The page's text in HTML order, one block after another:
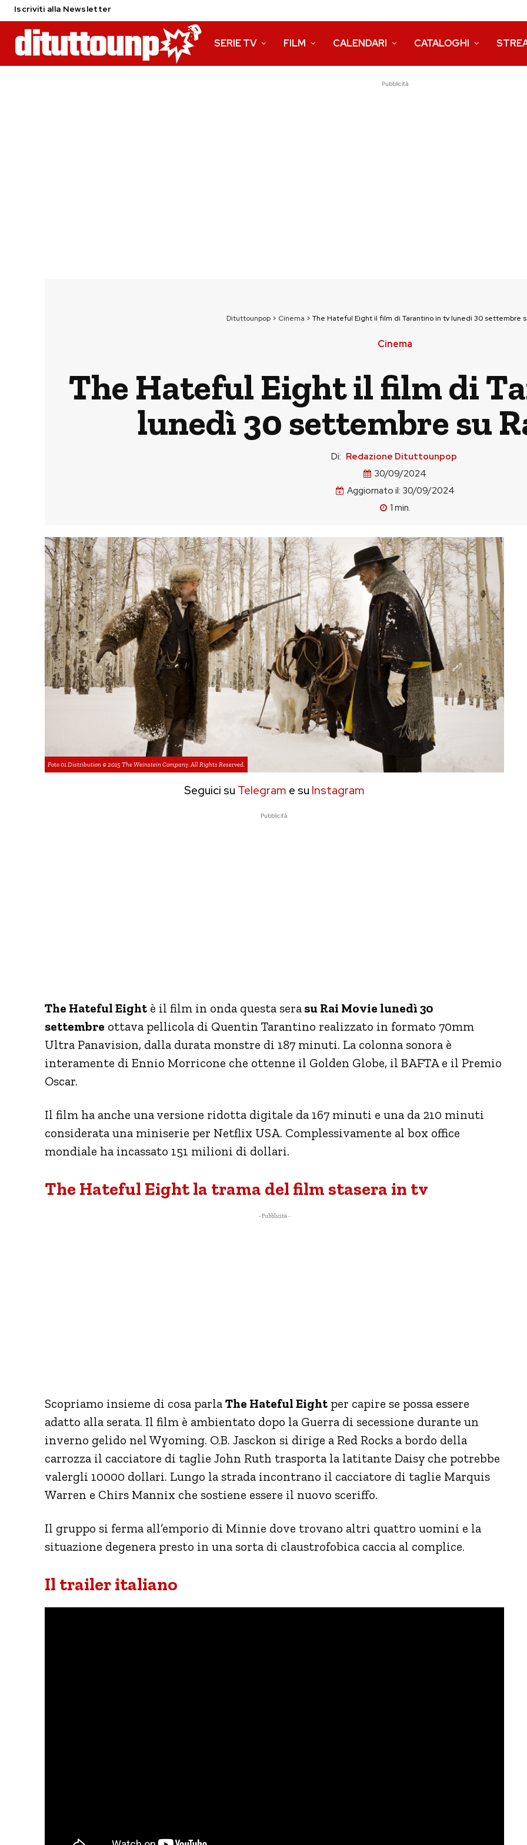
Iscriviti alla Newsletter
SERIE TV FILM CALENDARI CATALOGHI
Pubblicità
Dituttounpop> Cinema > The Hateful Eight il film di Tarantino in tv lunedì 30 settembre
Cinema
The Hateful Eight il film di
lunedì 30 settembre su
Di: Redazione Dituttounpop
30/09/2024
Aggiornato il: 30/09/2024
1 min.
Foto 01 Distribution © 2015 The Weinstein Company. All Rights Reserved.
Seguici su Telegram e su Instagram
Pubblicità
The Hateful Eight è il film in onda questa sera su Rai Movie lunedì 30
settembre ottava pellicola di Quentin Tarantino realizzato in formato 70mm
Ultra Panavision, dalla durata monstre di 187 minuti. La colonna sonora è
interamente di Ennio Morricone che ottenne il Golden Globe, il BAFTA e il Premio
Oscar.
Il film ha anche una versione ridotta digitale da 167 minuti e una da 210 minuti
considerata una miniserie per Netflix USA. Complessivamente al box office
mondiale ha incassato 151 milioni di dollari.
The Hateful Eight la trama del film stasera in tv
- Pubblicità -
Scopriamo insieme di cosa parla The Hateful Eight per capire se possa essere
adatto alla serata. Il film è ambientato dopo la Guerra di secessione durante un
inverno gelido nel Wyoming. O.B. Jasckon si dirige a Red Rocks a bordo della
carrozza il cacciatore di taglie John Ruth trasporta la latitante Daisy che potrebbe
valergli 10000 dollari. Lungo la strada incontrano il cacciatore di taglie Marquis
Warren e Chirs Mannix che sostiene essere il nuovo sceriffo.
Il gruppo si ferma all’emporio di Minnie dove trovano altri quattro uomini e la
situazione degenera presto in una sorta di claustrofobica caccia al complice.
Il trailer italiano